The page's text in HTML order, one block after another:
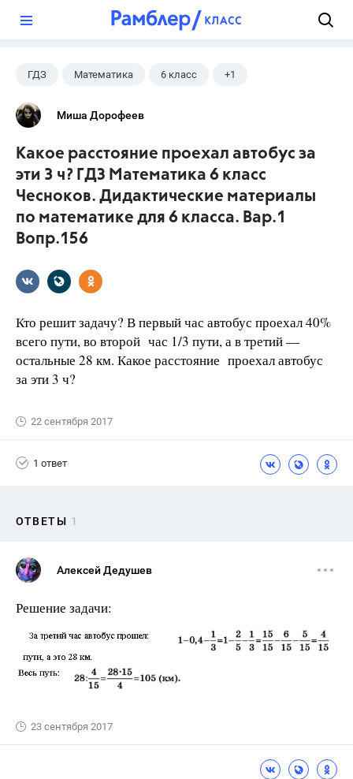
ГДЗ Математика 6 класс +1
Чесноков А.С.
Миша Дорофеев
Какое расстояние проехал автобус за
эти 3 ч? ГДЗ Математика 6 класс
Чесноков. Дидактические материалы
по математике для 6 класса. Вар.1
Вопр.156
Кто решит задачу? В первый час автобус проехал 40%
всего пути, во второй час 1/3 пути, а в третий —
остальные 28 км. Какое расстояние проехал автобус
за эти 3 ч?
22 сентября 2017
1 ответ
ОТВЕТЫ 1
Алексей Дедушев
Решение задачи:
23 сентября 2017